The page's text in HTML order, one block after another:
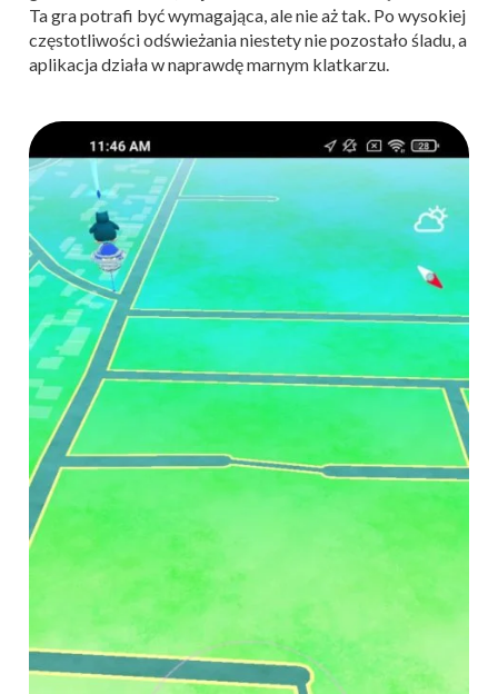
Ta gra potrafi być wymagająca, ale nie aż tak. Po wysokiej
częstotliwości odświeżania niestety nie pozostało śladu, a
aplikacja działa w naprawdę marnym klatkarzu.